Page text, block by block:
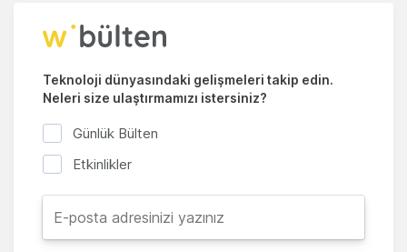
Teknoloji dünyasındaki gelişmeleri takip edin.
Neleri size ulaştırmamızı istersiniz?
Günlük Bülten
Etkinlikler